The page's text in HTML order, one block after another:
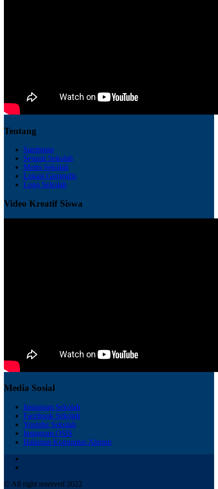
Tentang
Sambutan
Sejarah Sekolah
Motto Sekolah
Lokasi Geografis
Logo Sekolah
Video Kreatif Siswa
Media Sosial
Instagram Sekolah
Facebook Sekolah
Youtube Sekolah
Instagram OSIS
Halaman Komunitas Alumni
© All right reserved 2022